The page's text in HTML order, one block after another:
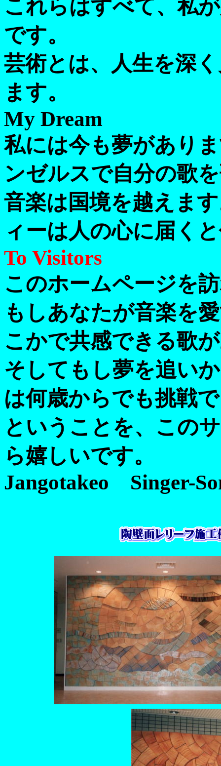
これらはすべて、私
です。
芸術とは、人生を深
ます。
My Dream
私には今も夢があり
ンゼルスで自分の歌
音楽は国境を越えま
ィーは人の心に届く
To Visitors
このホームページを
もしあなたが音楽を
こかで共感できる歌
そしてもし夢を追い
は何歳からでも挑戦
ということを、この
ら嬉しいです。
Jangotakeo Singer-